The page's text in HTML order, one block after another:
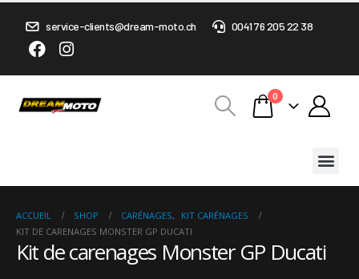
service-clients@dream-moto.ch 0041 76 205 22 38
0
ACCUEIL SHOP CARÉNAGES,
KIT CARÉNAGES
KIT DE CARENAGES MONSTER GP DUCATI
Kit de carenages Monster GP Ducati